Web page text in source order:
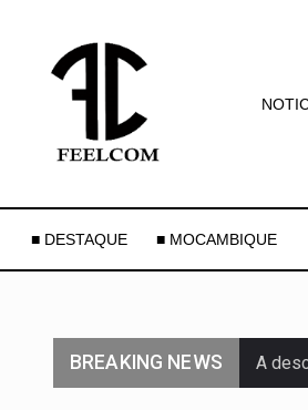
■ DESTAQUE ■ MOCAMBIQUE
BREAKING NEWS A